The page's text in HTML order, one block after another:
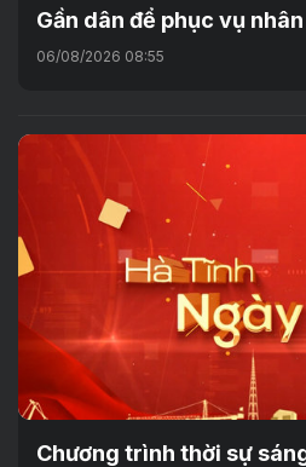
Gần dân để phục vụ
06/08/2026 08:55
Chương trình thời sự